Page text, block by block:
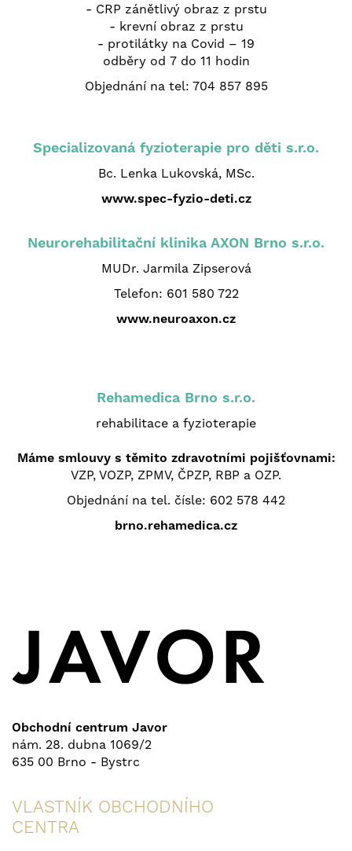
- CRP zánětlivý obraz z prstu
- krevní obraz z prstu
- protilátky na Covid – 19
odběry od 7 do 11 hodin
Objednání na tel: 704 857 895
Specializovaná fyzioterapie pro děti s.r.o.
Bc. Lenka Lukovská, MSc.
www.spec-fyzio-deti.cz
Neurorehabilitační klinika AXON Brno s.r.o.
MUDr. Jarmila Zipserová
Telefon: 601 580 722
www.neuroaxon.cz
Rehamedica Brno s.r.o.
rehabilitace a fyzioterapie
Máme smlouvy s těmito zdravotními pojišťovnami:
VZP, VOZP, ZPMV, ČPZP, RBP a OZP.
Objednání na tel. čísle: 602 578 442
brno.rehamedica.cz
Obchodní centrum Javor
nám. 28. dubna 1069/2
635 00 Brno - Bystrc
VLASTNÍK OBCHODNÍHO
CENTRA